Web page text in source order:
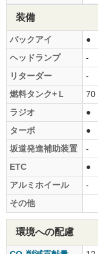
装備
バックアイ
●
ヘッドランプ
-
リターダー
-
燃料タンク+Ｌ
70
ラジオ
●
ターボ
●
坂道発進補助装置
-
ETC
●
アルミホイール
-
その他
環境への配慮